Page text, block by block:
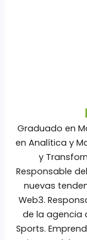
Graduado en
en Analítica y
y
Responsable
nuevas
Web3.
de la agencia
Sports.